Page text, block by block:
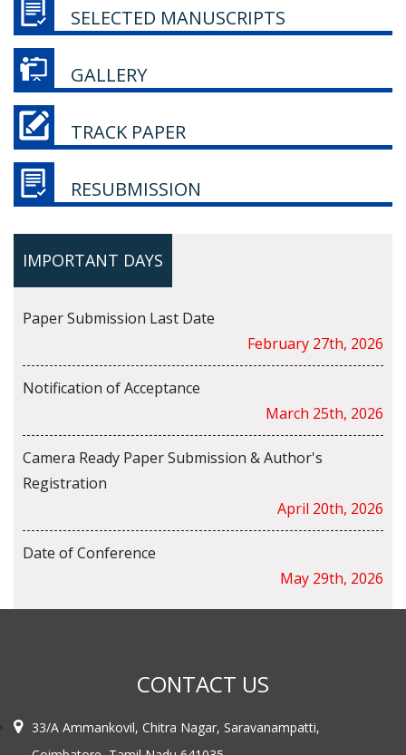
SELECTED MANUSCRIPTS
GALLERY
TRACK PAPER
RESUBMISSION
IMPORTANT DAYS
Paper Submission Last Date
February 27th, 2026
Notification of Acceptance
March 25th, 2026
Camera Ready Paper Submission & Author's
Registration
April 20th, 2026
Date of Conference
May 29th, 2026
CONTACT US
33/A Ammankovil, Chitra Nagar, Saravanampatti,